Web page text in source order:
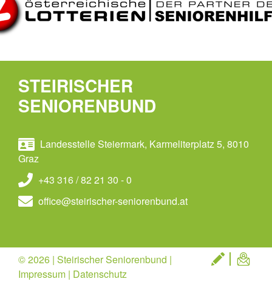
STEIRISCHER
SENIORENBUND
Landesstelle Steiermark, Karmeliterplatz 5, 8010
Graz
+43 316 / 82 21 30 - 0
office@steirischer-seniorenbund.at
© 2026 | Steirischer Seniorenbund |
Impressum | Datenschutz